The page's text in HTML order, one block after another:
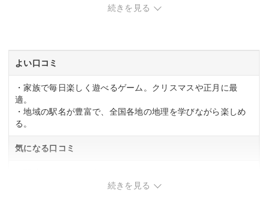
2025年11月13日
続きを見る
よい口コミ
・家族で毎日楽しく遊べるゲーム。クリスマスや正月に最
適。
・地域の駅名が豊富で、全国各地の地理を学びながら楽しめ
る。
気になる口コミ
続きを見る